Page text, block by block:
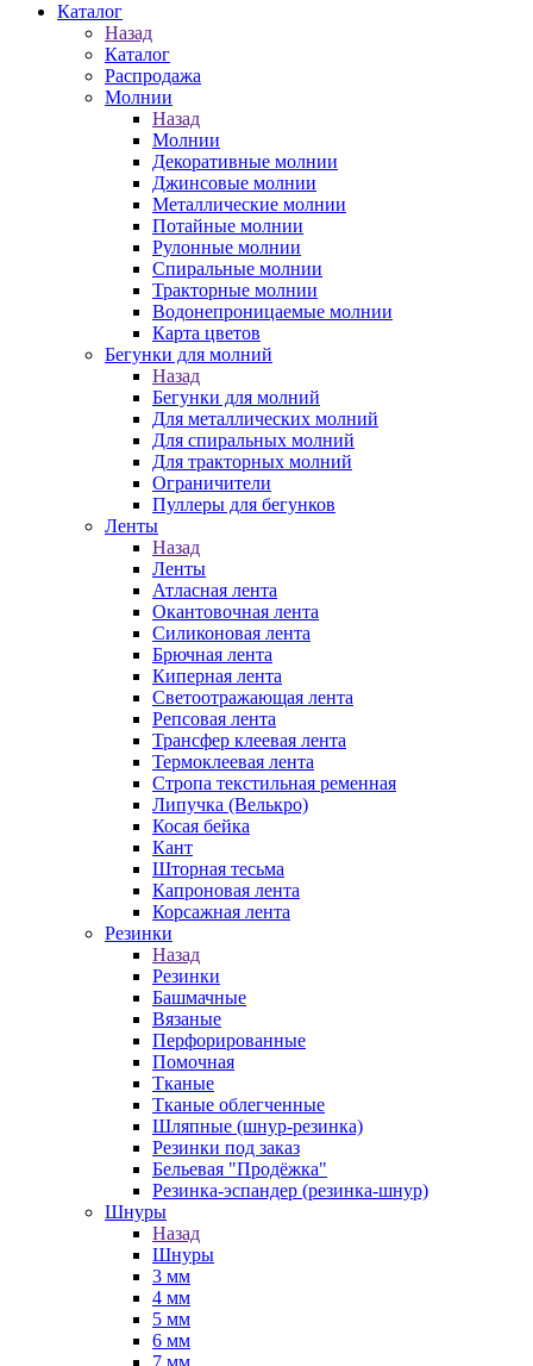
Каталог
Назад
Каталог
Распродажа
Молнии
Назад
Молнии
Декоративные молнии
Джинсовые молнии
Металлические молнии
Потайные молнии
Рулонные молнии
Спиральные молнии
Тракторные молнии
Водонепроницаемые молнии
Карта цветов
Бегунки для молний
Назад
Бегунки для молний
Для металлических молний
Для спиральных молний
Для тракторных молний
Ограничители
Пуллеры для бегунков
Ленты
Назад
Ленты
Атласная лента
Окантовочная лента
Силиконовая лента
Брючная лента
Киперная лента
Светоотражающая лента
Репсовая лента
Трансфер клеевая лента
Термоклеевая лента
Стропа текстильная ременная
Липучка (Велькро)
Косая бейка
Кант
Шторная тесьма
Капроновая лента
Корсажная лента
Резинки
Назад
Резинки
Башмачные
Вязаные
Перфорированные
Помочная
Тканые
Тканые облегченные
Шляпные (шнур-резинка)
Резинки под заказ
Бельевая "Продёжка"
Резинка-эспандер (резинка-шнур)
Шнуры
Назад
Шнуры
3 мм
4 мм
5 мм
6 мм
7 мм